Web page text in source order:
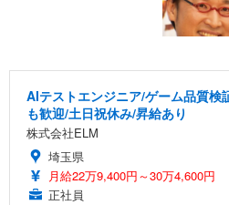
AIテストエンジニア/ゲーム品質検
も歓迎/土日祝休み/昇給あり
株式会社ELM
埼玉県
月給22万9,400円～30万4,600円
正社員